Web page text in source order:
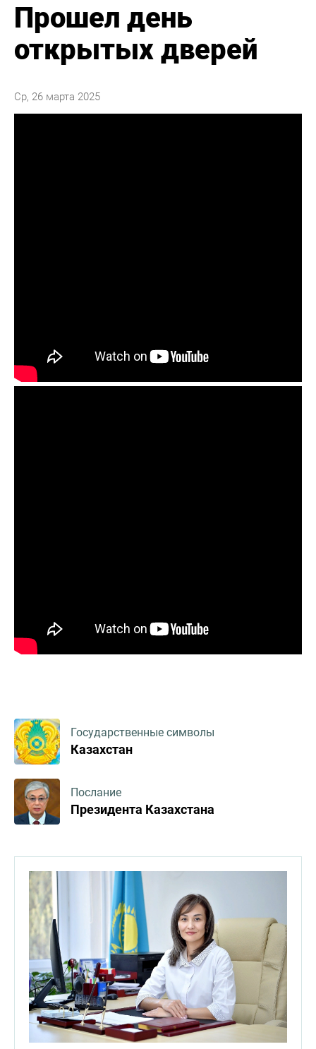
Прошел день
открытых дверей
Ср, 26 марта 2025
Государственные символы
Казахстан
Послание
Президента Казахстана